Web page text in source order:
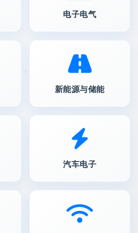
电子电气
新能源与储能
汽车电子